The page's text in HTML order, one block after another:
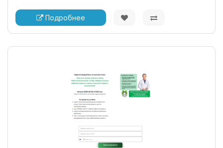
Подробнее